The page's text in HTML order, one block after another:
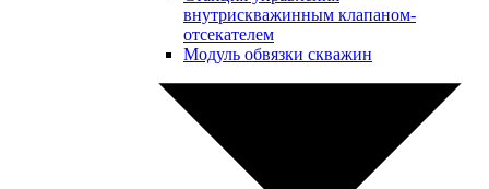
внутрискважинным клапаном-
отсекателем
Модуль обвязки скважин